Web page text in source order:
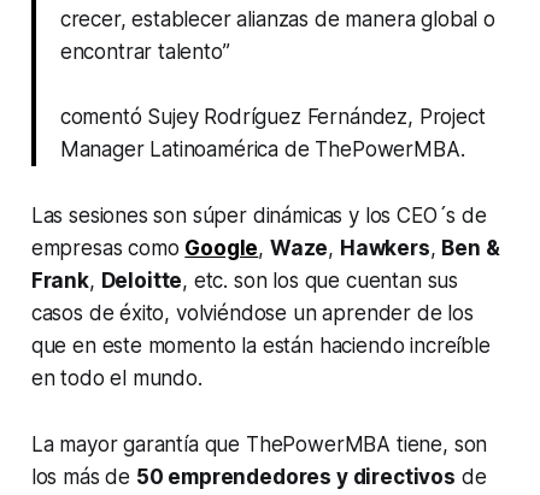
crecer, establecer alianzas de manera global o
encontrar talento”
comentó Sujey Rodríguez Fernández, Project
Manager Latinoamérica de ThePowerMBA.
Las sesiones son súper dinámicas y los CEO´s de
empresas como Google, Waze, Hawkers, Ben &
Frank, Deloitte, etc. son los que cuentan sus
casos de éxito, volviéndose un aprender de los
que en este momento la están haciendo increíble
en todo el mundo.
La mayor garantía que ThePowerMBA tiene, son
los más de 50 emprendedores y directivos de